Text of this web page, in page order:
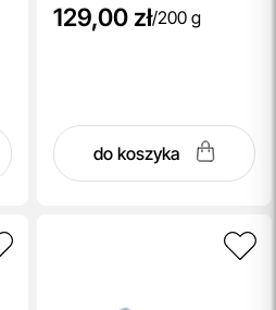
129,00 zł/200 g
do koszyka